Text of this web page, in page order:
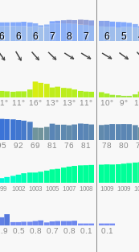
6 6 6 7 8 7 6 5
11° 16° 13° 13° 11° 10° 9°
92 69 81 76 81 78 80
1002 1003 1005 1007 1008 1009 1009
0.5 0.8 0.7 0.8 0.1 0.1